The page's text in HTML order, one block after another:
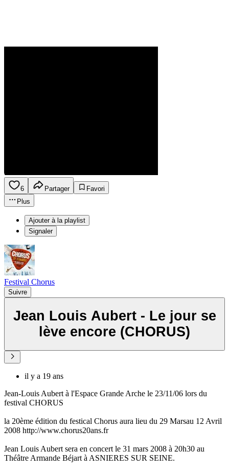
6 Partager
Favori
Plus
Ajouter à la playlist
Signaler
Festival Chorus
Suivre
Jean Louis Aubert - Le jour se
lève encore (CHORUS)
il y a 19 ans
Jean-Louis Aubert à l'Espace Grande Arche le 23/11/06 lors du
festival CHORUS
la 20ème édition du festical Chorus aura lieu du 29 Marsau 12 Avril
2008 http://www.chorus20ans.fr
Jean Louis Aubert sera en concert le 31 mars 2008 à 20h30 au
Théâtre Armande Béjart à ASNIERES SUR SEINE.